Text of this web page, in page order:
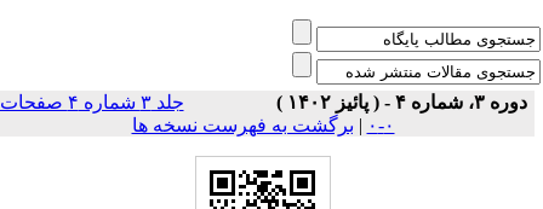
دوره ۳، شماره ۴ - ( پائیز ۱۴۰۲ )
جلد ۳ شماره ۴ صفحات
| برگشت به فهرست نسخه ها